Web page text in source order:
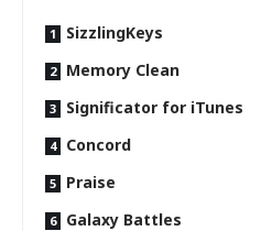
SizzlingKeys
Memory Clean
Significator for iTunes
Concord
Praise
Galaxy Battles